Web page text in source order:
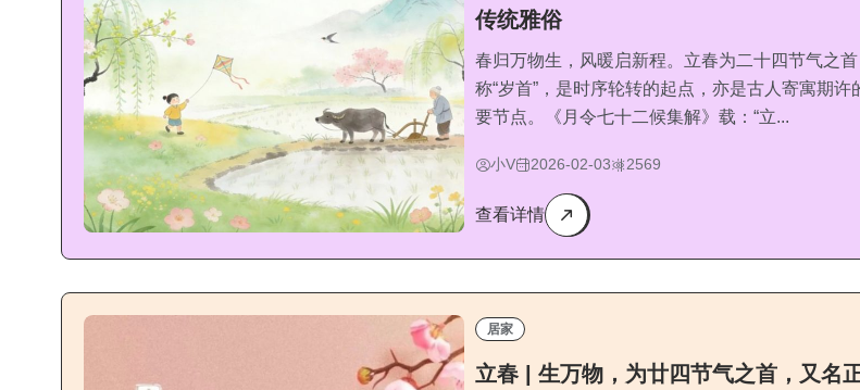
传统雅俗
春归万物生，风暖启新程。立春为二十四节气之
称“岁首”，是时序轮转的起点，亦是古人寄寓期许
要节点。《月令七十二候集解》载：“立...
小V 2026-02-03 2569
查看详情
居家
立春 | 生万物，为廿四节气之首，又名